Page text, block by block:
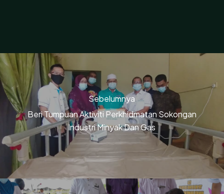
Sebelumnya
Beri Tumpuan Aktiviti Perkhidmatan Sokongan
Industri Minyak Dan Gas